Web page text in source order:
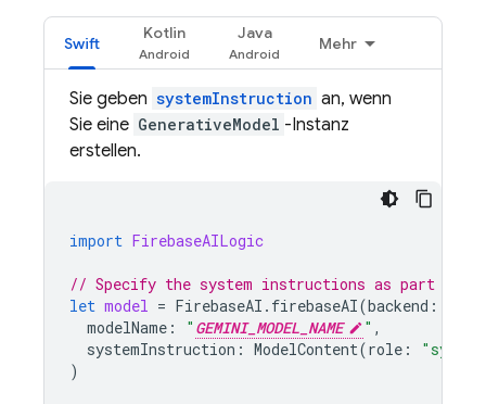
Swift
Kotlin Java
Mehr
Sie geben systemInstruction an, wenn
Sie eine GenerativeModel -Instanz
erstellen.
import FirebaseAILogic
// Specify the system instructions as part of
let model = FirebaseAI . firebaseAI(backend :
modelName : " GEMINI_MODEL_NAME " ,
systemInstruction : ModelContent(role :
)